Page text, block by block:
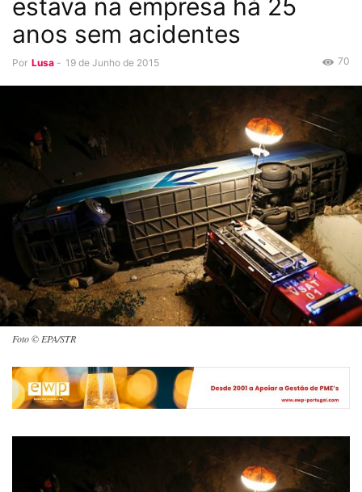
estava na empresa há 25
anos sem acidentes
Por Lusa - 19 de Junho de 2015 70
Foto © EPA/STR